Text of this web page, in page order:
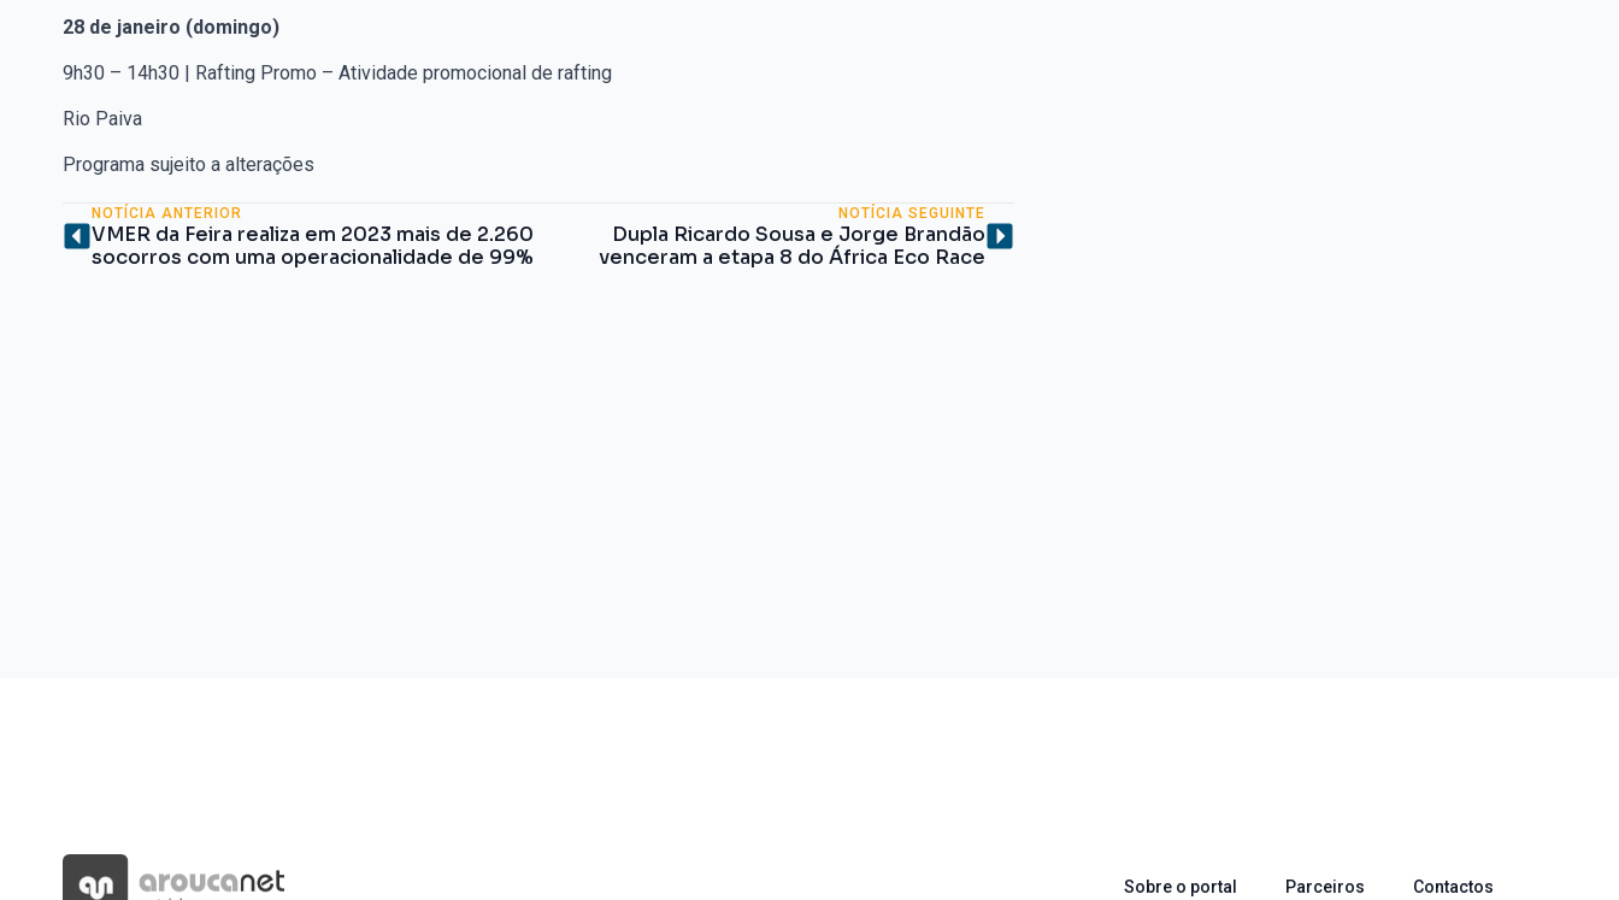
28 de janeiro (domingo)
9h30 – 14h30 | Rafting Promo – Atividade promocional de rafting
Rio Paiva
Programa sujeito a alterações
NOTÍCIA ANTERIOR
VMER da Feira realiza em 2023 mais de 2.260
socorros com uma operacionalidade de 99%
NOTÍCIA SEGUINTE
Dupla Ricardo Sousa e Jorge Brandão
venceram a etapa 8 do África Eco Race
Sobre o portal Parceiros Contactos